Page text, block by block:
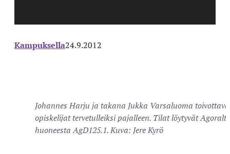
Kampuksella24.9.2012
Johannes Harju ja takana Jukka Varsaluoma
opiskelijat tervetulleiksi pajalleen. Tilat löytyvät
huoneesta AgD125.1. Kuva: Jere Kyrö